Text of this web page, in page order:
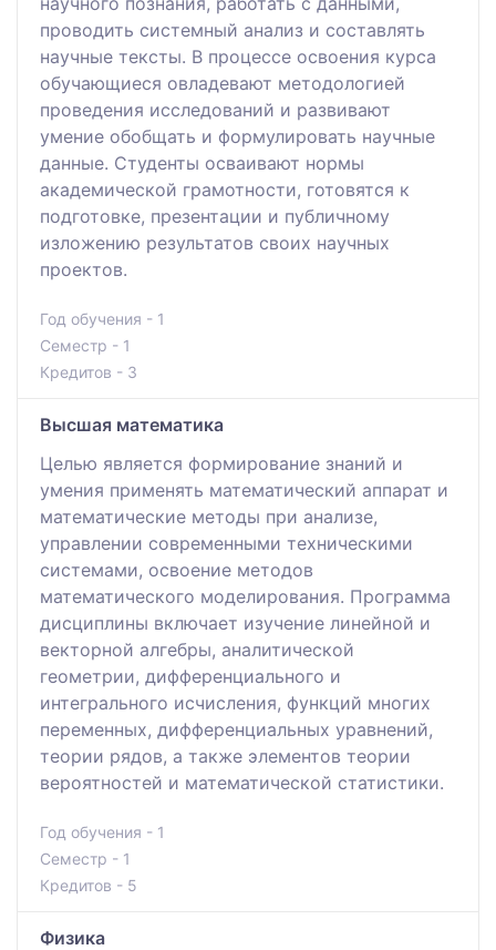
проводить системный анализ и составлять
научные тексты. В процессе освоения курса
обучающиеся овладевают методологией
проведения исследований и развивают
умение обобщать и формулировать научные
данные. Студенты осваивают нормы
академической грамотности, готовятся к
подготовке, презентации и публичному
изложению результатов своих научных
проектов.
Год обучения - 1
Семестр - 1
Кредитов - 3
Высшая математика
Целью является формирование знаний и
умения применять математический аппарат и
математические методы при анализе,
управлении современными техническими
системами, освоение методов
математического моделирования. Программа
дисциплины включает изучение линейной и
векторной алгебры, аналитической
геометрии, дифференциального и
интегрального исчисления, функций многих
переменных, дифференциальных уравнений,
теории рядов, а также элементов теории
вероятностей и математической статистики.
Год обучения - 1
Семестр - 1
Кредитов - 5
Физика